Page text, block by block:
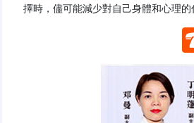
擇時，儘可能減少對自己身體和心理